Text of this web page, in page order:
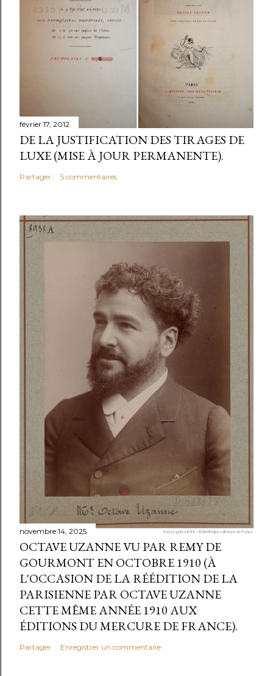
février 17, 2012
DE LA JUSTIFICATION DES TIRAGES DE
LUXE (MISE À JOUR PERMANENTE).
Partager 5 commentaires
novembre 14, 2025
OCTAVE UZANNE VU PAR REMY DE
GOURMONT EN OCTOBRE 1910 (À
L'OCCASION DE LA RÉÉDITION DE LA
PARISIENNE PAR OCTAVE UZANNE
CETTE MÊME ANNÉE 1910 AUX
ÉDITIONS DU MERCURE DE FRANCE).
Partager Enregistrer un commentaire